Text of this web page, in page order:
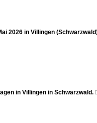
2026 in Villingen
in Villingen in Schwarzwald.